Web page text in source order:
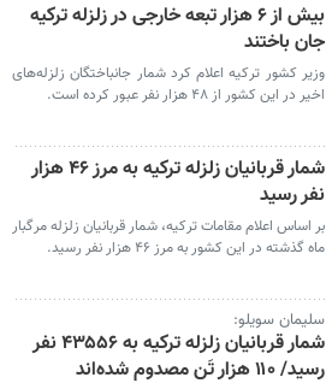
بیش از ۶ هزار تبعه خارجی در زلزله ترکیه
جان باختند
وزیر کشور ترکیه اعلام کرد شمار جانباختگان زلزله‌های
اخیر در این کشور از ۴۸ هزار نفر عبور کرده است.
شمار قربانیان زلزله ترکیه به مرز ۴۶ هزار
نفر رسید
بر اساس اعلام مقامات ترکیه، شمار قربانیان زلزله مرگبار
ماه گذشته در این کشور به مرز ۴۶ هزار نفر رسید.
سلیمان سویلو:
شمار قربانیان زلزله ترکیه به ۴۳۵۵۶ نفر
رسید/ ۱۱۰ هزار تَن مصدوم شده‌اند